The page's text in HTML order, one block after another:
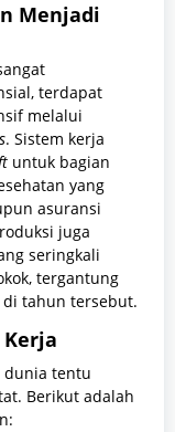
Menjadi
terdapat
melalui
. Sistem kerja
untuk bagian
yang
asuransi
juga
seringkali
tergantung
tahun tersebut.
dunia tentu
Berikut adalah